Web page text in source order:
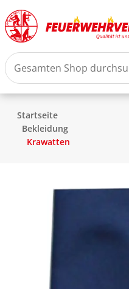
Startseite
Bekleidung
Krawatten